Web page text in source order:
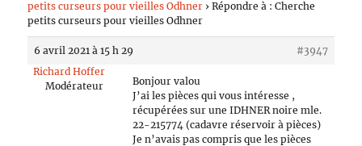
petits curseurs pour vieilles Odhner › Répondre à : Cherche
petits curseurs pour vieilles Odhner
6 avril 2021 à 15 h 29
#3947
Richard Hoffer
Modérateur
Bonjour valou
J’ai les pièces qui vous intéresse ,
récupérées sur une IDHNER noire mle.
22-215774 (cadavre réservoir à pièces)
Je n’avais pas compris que les pièces